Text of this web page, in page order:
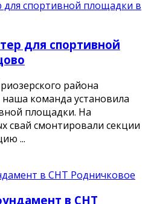
для спортивной
района
команда установила
площадки. На
свай смонтировали секции
...
в СНТ